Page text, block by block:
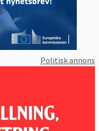
Politisk annons